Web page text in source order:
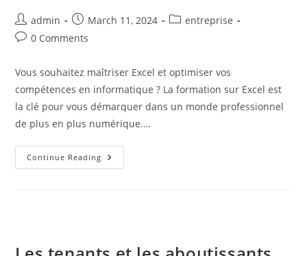
Post
author:
admin
Post
published:
March 11, 2024
Postentreprise
Post0 Comments
Vous souhaitez maîtriser Excel et optimiser vos
compétences en informatique ? La formation sur Excel est
la clé pour vous démarquer dans un monde professionnel
de plus en plus numérique.…
Continue Reading Tout
Ce
Excel